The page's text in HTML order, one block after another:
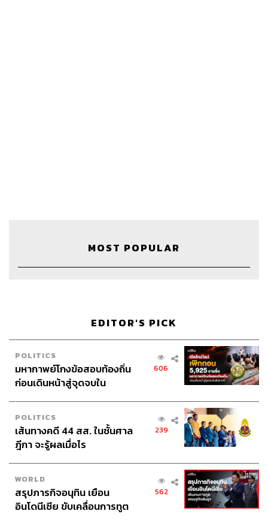
Show Creator & Producer ภูมิชาย บุญสินสุข
Creativeอัญชิษฐา ล้อมธรรมพินิจ
Video Editor
อภิสิทธิ์​ หรรษาภิรมย์โชค
Sound Designer & Engineerกฤตพล จียะเกียรติ
Channel Managerเชษฐพงศ์ ชูประดิษฐ์
Channel Adminเอกราช มอเซอร์
Art Director
IllustratorKhunkhom
Proofreaderภาวิกา ขันติศรีสกุล
Webmasterรพีพรรณ เกตุสมพงษ์
Social Media Admin
สุทธกิตติ์​ สุทธาวรรณกุล, ธิติกร ลิ้ม
ทองมณี
Archive Officerชริน จำปาวัน
MOST POPULAR
EDITOR'S PICK
POLITICS
มหากาพย์โกงข้อสอบท้องถิ่น
ก่อนเดินหน้าสู่จุดจบใน
606
POLITICS
เส้นทางคดี 44 สส. ในชั้นศาล
ฎีกา จะรู้ผลเมื่อไร
239
WORLD
สรุปภารกิจอนุทิน เยือน
อินโดนีเซีย ขับเคลื่อนการทูต
562